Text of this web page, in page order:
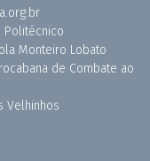
Politécnico
Monteiro Lobato
de Combate ao
Velhinhos